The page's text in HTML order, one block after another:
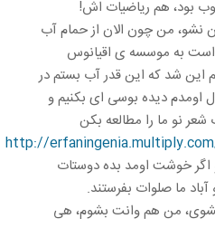
بود، هم ریاضیات اش!
نشو، من چون الان از حمام آب
است به موسسه ی اقیانوس
شد که این قدر آب بستم در
اومدم دیده بوسی ای بکنیم و
شعر نو ما را مطالعه بکن
http://
خوشت اومد بده دوستات
ما صلوات بفرستند.
من هم وانت بشوم، هی